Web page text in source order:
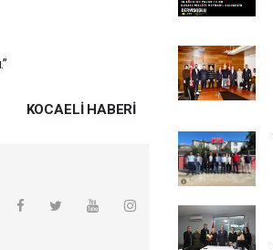
KOCAELI HABERİ